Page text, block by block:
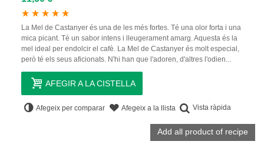
La Mel de Castanyer és una de les més fortes. Té una olor forta i una
mica picant. Té un sabor intens i lleugerament amarg. Aquesta és la
mel ideal per endolcir el cafè. La Mel de Castanyer és molt especial,
però té els seus aficionats. N'hi han que l'adoren, d'altres l'odien...
AFEGIR A LA CISTELLA
Afegeix per comparar Afegeix a la llista Vista ràpida
Add all product of recipe